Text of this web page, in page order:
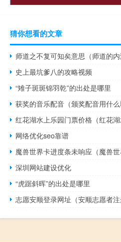
猜你想看的文章
师道之不复可知矣意思（师道的内
史上最坑爹八的攻略视频
“雉子斑斑锦羽乾”的出处是哪里
获奖的音乐配音（颁奖配音用什么
红花湖水上乐园门票价格（红花湖
网络优化seo靠谱
魔兽世界卡进度条未响应（魔兽世
深圳网站建设优化
“虎踞斜晖”的出处是哪里
志愿安顺登录网址（安顺志愿者注